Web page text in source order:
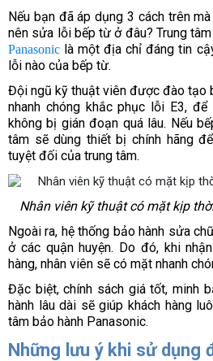
Nếu bạn đã áp dụng 3 cách trên
nên sửa lỗi bếp từ ở đâu? Trung
Panasonic là một địa chỉ đáng tin
lỗi nào của bếp từ.
Đội ngũ kỹ thuật viên được đào tạo
nhanh chóng khắc phục lỗi E3,
không bị gián đoạn quá lâu. Nếu
tâm sẽ dùng thiết bị chính hãng
tuyệt đối của trung tâm.
Nhân viên kỹ thuật có mặt kịp
Ngoài ra, hệ thống bảo hành sửa
ở các quận huyện. Do đó, khi
hàng, nhân viên sẽ có mặt nhanh
Đặc biệt, chính sách giá tốt, minh
hành lâu dài sẽ giúp khách hàng
tâm bảo hành Panasonic.
Những lưu ý khi sử dụng